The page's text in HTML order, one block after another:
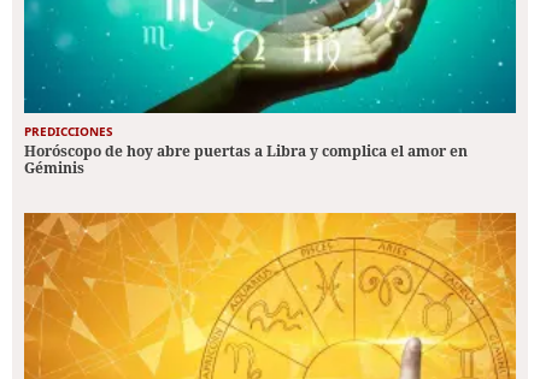
PREDICCIONES
Horóscopo de hoy abre puertas a Libra y complica el amor en
Géminis